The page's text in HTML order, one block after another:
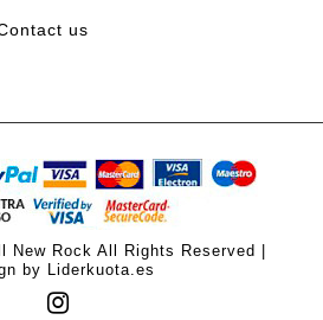
us
New Rock All Rights Reserved |
by Liderkuota.es